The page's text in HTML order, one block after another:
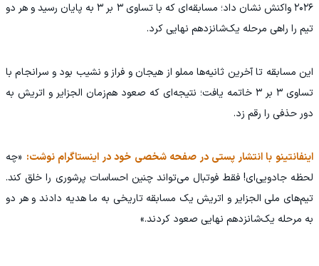
۲۰۲۶ واکنش نشان داد؛ مسابقه‌ای که با تساوی ۳ بر ۳ به پایان رسید و هر دو
تیم را راهی مرحله یک‌شانزدهم نهایی کرد.
این مسابقه تا آخرین ثانیه‌ها مملو از هیجان و فراز و نشیب بود و سرانجام با
تساوی ۳ بر ۳ خاتمه یافت؛ نتیجه‌ای که صعود هم‌زمان الجزایر و اتریش به
دور حذفی را رقم زد.
اینفانتینو با انتشار پستی در صفحه شخصی خود در اینستاگرام نوشت: «چه
لحظه جادویی‌ای! فقط فوتبال می‌تواند چنین احساسات پرشوری را خلق کند.
تیم‌های ملی الجزایر و اتریش یک مسابقه تاریخی به ما هدیه دادند و هر دو
به مرحله یک‌شانزدهم نهایی صعود کردند.»